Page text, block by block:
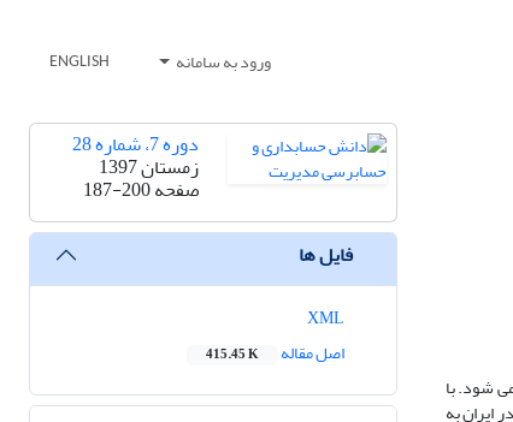
ورود به سامانه ENGLISH
شود. با
در ایران به
دوره 7، شماره 28
زمستان 1397
صفحه187-200
فایل ها
اصل مقاله
415.45 K